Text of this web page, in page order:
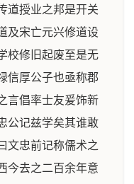
道授业之邦是开关
及宋亡元兴修道设
校修旧起废至是无
信厚公子也亟称郡
言倡率士友爰饰新
公记兹学矣其谁敢
文忠前记称儒术之
今去之二百余年意